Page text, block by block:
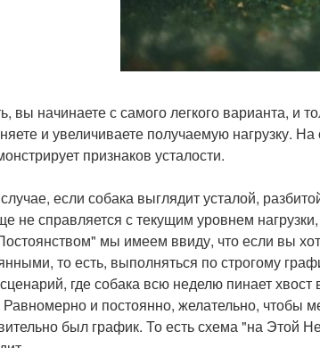
вы начинаете с самого легкого варианта, и
и увеличиваете получаемую нагрузку.
признаков усталости.
если собака выглядит усталой,
не справляется с текущим уровнем
мы имеем ввиду, что если вы
то есть, выполняться по строгому
где собака всю неделю пинает
Равномерно и постоянно, желательно,
был график. То есть схема "на